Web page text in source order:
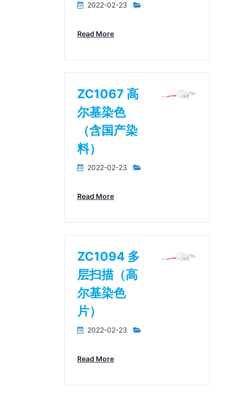
2022-02-23
Read More
ZC1067 高
尔基染色
（含国产染
料）
2022-02-23
Read More
ZC1094 多
层扫描（高
尔基染色
片）
2022-02-23
Read More